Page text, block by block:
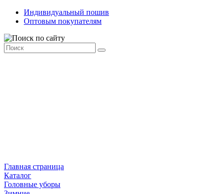
Индивидуальный пошив
Оптовым покупателям
Главная страница
Каталог
Головные уборы